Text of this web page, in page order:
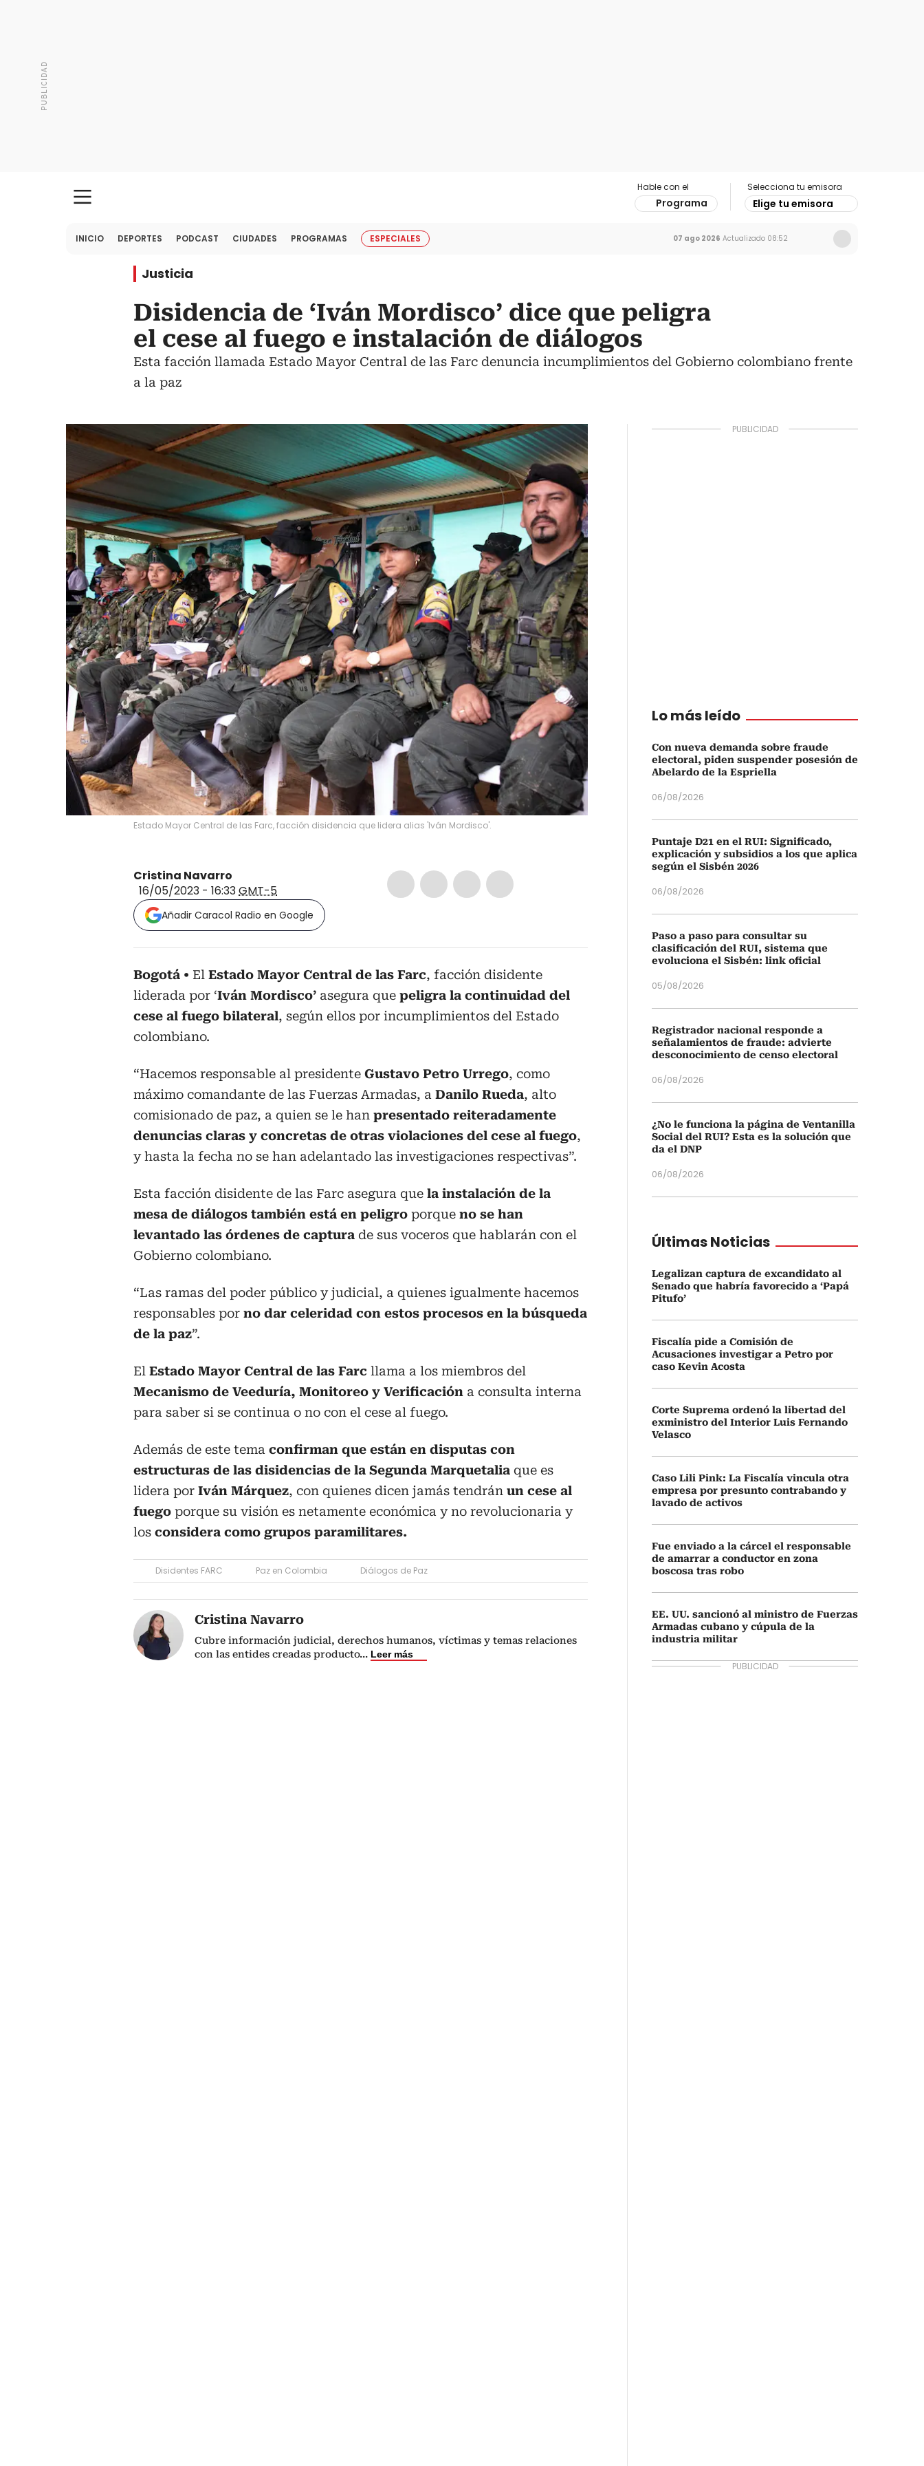
Hable con el
Programa
Selecciona tu emisora
Elige tu emisora
INICIO DEPORTES PODCAST CIUDADES PROGRAMAS ESPECIALES 07 ago 2026 Actualizado 08:52
Justicia
Disidencia de ‘Iván Mordisco’ dice que peligra
el cese al fuego e instalación de diálogos
Esta facción llamada Estado Mayor Central de las Farc denuncia incumplimientos del Gobierno colombiano frente
a la paz
Estado Mayor Central de las Farc, facción disidencia que lidera alias 'Iván Mordisco'.
Cristina Navarro
16/05/2023 - 16:33GMT-5
Añadir Caracol Radio en Google
Bogotá El Estado Mayor Central de las Farc, facción disidente
liderada por ‘Iván Mordisco’ asegura que peligra la continuidad del
cese al fuego bilateral, según ellos por incumplimientos del Estado
colombiano.
“Hacemos responsable al presidente Gustavo Petro Urrego, como
máximo comandante de las Fuerzas Armadas, a Danilo Rueda, alto
comisionado de paz, a quien se le han presentado reiteradamente
denuncias claras y concretas de otras violaciones del cese al fuego,
y hasta la fecha no se han adelantado las investigaciones respectivas”.
Esta facción disidente de las Farc asegura que la instalación de la
mesa de diálogos también está en peligro porque no se han
levantado las órdenes de captura de sus voceros que hablarán con el
Gobierno colombiano.
“Las ramas del poder público y judicial, a quienes igualmente hacemos
responsables por no dar celeridad con estos procesos en la búsqueda
de la paz”.
El Estado Mayor Central de las Farc llama a los miembros del
Mecanismo de Veeduría, Monitoreo y Verificación a consulta interna
para saber si se continua o no con el cese al fuego.
Además de este tema confirman que están en disputas con
estructuras de las disidencias de la Segunda Marquetalia que es
lidera por Iván Márquez, con quienes dicen jamás tendrán un cese al
fuego porque su visión es netamente económica y no revolucionaria y
los considera como grupos paramilitares.
Disidentes FARC Paz en Colombia Diálogos de Paz
Cristina Navarro
Cubre información judicial, derechos humanos, víctimas y temas relaciones
con las entides creadas producto... Leer más
Lo más leído
Con nueva demanda sobre fraude
electoral, piden suspender posesión de
Abelardo de la Espriella
06/08/2026
Puntaje D21 en el RUI: Significado,
explicación y subsidios a los que aplica
según el Sisbén 2026
06/08/2026
Paso a paso para consultar su
clasificación del RUI, sistema que
evoluciona el Sisbén: link oficial
05/08/2026
Registrador nacional responde a
señalamientos de fraude: advierte
desconocimiento de censo electoral
06/08/2026
¿No le funciona la página de Ventanilla
Social del RUI? Esta es la solución que
da el DNP
06/08/2026
Últimas Noticias
Legalizan captura de excandidato al
Senado que habría favorecido a ‘Papá
Pitufo’
Fiscalía pide a Comisión de
Acusaciones investigar a Petro por
caso Kevin Acosta
Corte Suprema ordenó la libertad del
exministro del Interior Luis Fernando
Velasco
Caso Lili Pink: La Fiscalía vincula otra
empresa por presunto contrabando y
lavado de activos
Fue enviado a la cárcel el responsable
de amarrar a conductor en zona
boscosa tras robo
EE. UU. sancionó al ministro de Fuerzas
Armadas cubano y cúpula de la
industria militar